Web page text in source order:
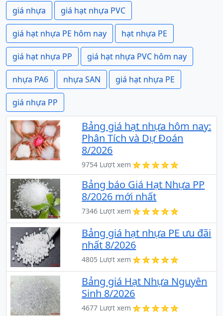
giá nhựa giá hạt nhựa PVC
giá hạt nhựa PE hôm nay hạt nhựa PE
giá hạt nhựa PP giá hạt nhựa PVC hôm nay
nhựa PA6 nhựa SAN giá hạt nhựa PE
giá nhựa PP
Bảng giá hạt nhựa hôm nay:
Phân Tích và Dự Đoán
8/2026
9754 Lượt xem
Bảng báo Giá Hạt Nhựa PP
8/2026 mới nhất
7346 Lượt xem
Bảng giá hạt nhựa PE ưu đãi
nhất 8/2026
4805 Lượt xem
Bảng giá Hạt Nhựa Nguyên
Sinh 8/2026
4677 Lượt xem